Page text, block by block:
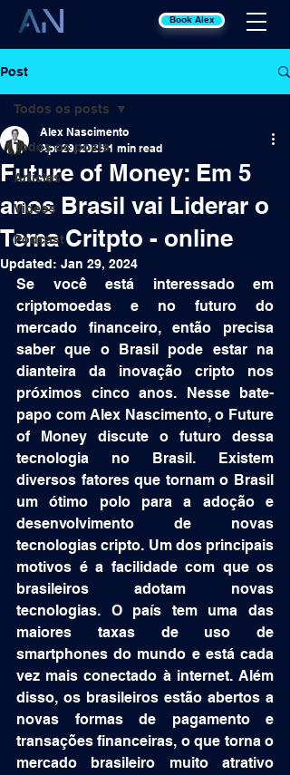
Book Alex
Post
Todos os posts
Articles
Videos
Podcast
Todos os posts
Future of Money: Em 5
anos Brasil vai Liderar o
Tema Critpto - online
Alex Nascimento
Apr 29, 2023 1 min read
Updated: Jan 29, 2024
Se você está interessado em
criptomoedas e no futuro do
mercado financeiro, então precisa
saber que o Brasil pode estar na
dianteira da inovação cripto nos
próximos cinco anos. Nesse bate-
papo com Alex Nascimento, o Future
of Money discute o futuro dessa
tecnologia no Brasil. Existem
diversos fatores que tornam o Brasil
um ótimo polo para a adoção e
desenvolvimento de novas
tecnologias cripto. Um dos principais
motivos é a facilidade com que os
brasileiros adotam novas
tecnologias. O país tem uma das
maiores taxas de uso de
smartphones do mundo e está cada
vez mais conectado à internet. Além
disso, os brasileiros estão abertos a
novas formas de pagamento e
transações financeiras, o que torna o
mercado brasileiro muito atrativo